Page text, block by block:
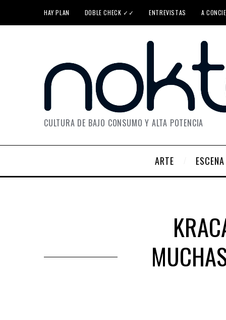
HAY PLAN DOBLE CHECK ✓✓ ENTREVISTAS A
CULTURA DE BAJO CONSUMO Y ALTA POTENCIA
ARTE ESCENA